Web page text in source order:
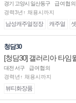
경기 고양시 일산동구
급여협의
경력3년↑ 채용시까지
남성캐주얼정장 캐주얼
청담30
[청담30] 갤러리아 타임
채용
대전 서구
급여협의
경력년↑ 채용시까지
뷰티화장품